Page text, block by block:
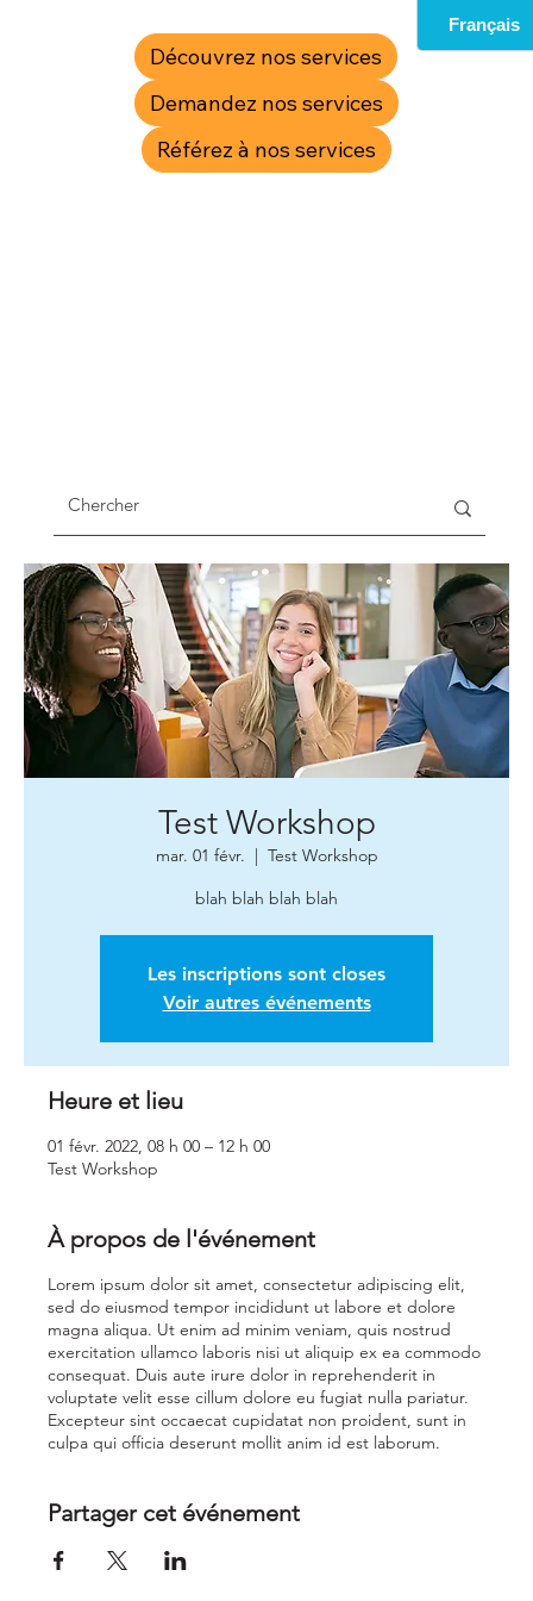
Découvrez nos services
Demandez nos services
Référez à nos services
Test Workshop
mar. 01 févr.
  |
Test Workshop
blah blah blah blah
Les inscriptions sont closes
Voir autres événements
Heure et lieu
01 févr. 2022, 08 h 00 – 12 h 00
Test Workshop
À propos de l'événement
Lorem ipsum dolor sit amet, consectetur adipiscing elit,
sed do eiusmod tempor incididunt ut labore et dolore
magna aliqua. Ut enim ad minim veniam, quis nostrud
exercitation ullamco laboris nisi ut aliquip ex ea commodo
consequat. Duis aute irure dolor in reprehenderit in
voluptate velit esse cillum dolore eu fugiat nulla pariatur.
Excepteur sint occaecat cupidatat non proident, sunt in
culpa qui officia deserunt mollit anim id est laborum.
Partager cet événement